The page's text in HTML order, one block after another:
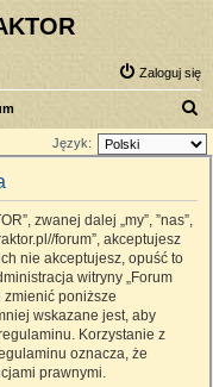
Zaloguj się
z
Język:
zwanej dalej „my”, ”nas”,
forum”, akceptujesz
nie akceptujesz, opuść to
witryny „Forum
zmienić poniższe
wskazane jest, aby
Korzystanie z
oznacza, że
prawnymi.